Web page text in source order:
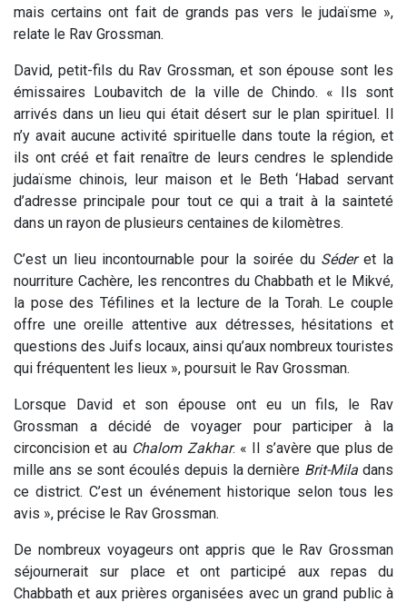
mais certains ont fait de grands pas vers le judaïsme »,
relate le Rav Grossman.
David, petit-fils du Rav Grossman, et son épouse sont les
émissaires Loubavitch de la ville de Chindo. « Ils sont
arrivés dans un lieu qui était désert sur le plan spirituel. Il
n’y avait aucune activité spirituelle dans toute la région, et
ils ont créé et fait renaître de leurs cendres le splendide
judaïsme chinois, leur maison et le Beth ‘Habad servant
d’adresse principale pour tout ce qui a trait à la sainteté
dans un rayon de plusieurs centaines de kilomètres.
C’est un lieu incontournable pour la soirée du Séderet la
nourriture Cachère, les rencontres du Chabbath et le Mikvé,
la pose des Téfilines et la lecture de la Torah. Le couple
offre une oreille attentive aux détresses, hésitations et
questions des Juifs locaux, ainsi qu’aux nombreux touristes
qui fréquentent les lieux », poursuit le Rav Grossman.
Lorsque David et son épouse ont eu un fils, le Rav
Grossman a décidé de voyager pour participer à la
circoncision et au Chalom Zakhar. « Il s’avère que plus de
mille ans se sont écoulés depuis la dernière Brit-Mila dans
ce district. C’est un événement historique selon tous les
avis », précise le Rav Grossman.
De nombreux voyageurs ont appris que le Rav Grossman
séjournerait sur place et ont participé aux repas du
Chabbath et aux prières organisées avec un grand public à